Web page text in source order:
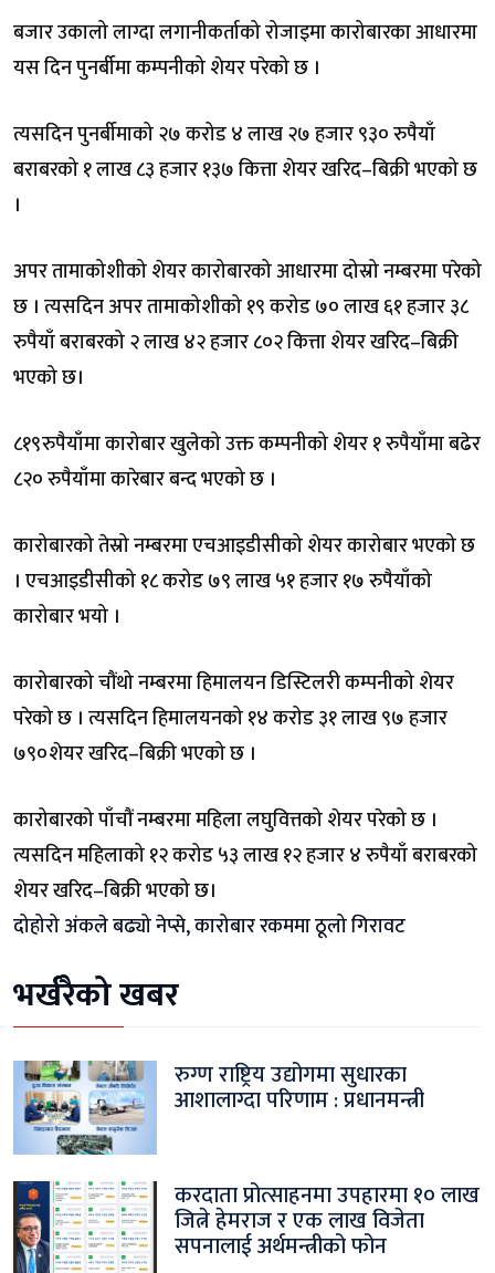
बजार उकालो लाग्दा लगानीकर्ताको रोजाइमा कारोबारका आधारमा
यस दिन पुनर्बीमा कम्पनीको शेयर परेको छ ।
त्यसदिन पुनर्बीमाको २७ करोड ४ लाख २७ हजार ९३० रुपैयाँ
बराबरको १ लाख ८३ हजार १३७ कित्ता शेयर खरिद–बिक्री भएको छ
।
अपर तामाकोशीको शेयर कारोबारको आधारमा दोस्रो नम्बरमा परेको
छ । त्यसदिन अपर तामाकोशीको १९ करोड ७० लाख ६१ हजार ३८
रुपैयाँ बराबरको २ लाख ४२ हजार ८०२ कित्ता शेयर खरिद–बिक्री
भएको छ।
८१९रुपैयाँमा कारोबार खुलेको उक्त कम्पनीको शेयर १ रुपैयाँमा बढेर
८२० रुपैयाँमा कारेबार बन्द भएको छ ।
कारोबारको तेस्रो नम्बरमा एचआइडीसीको शेयर कारोबार भएको छ
। एचआइडीसीको १८ करोड ७९ लाख ५१ हजार १७ रुपैयाँको
कारोबार भयो ।
कारोबारको चौंथो नम्बरमा हिमालयन डिस्टिलरी कम्पनीको शेयर
परेको छ । त्यसदिन हिमालयनको १४ करोड ३१ लाख ९७ हजार
७९०शेयर खरिद–बिक्री भएको छ ।
कारोबारको पाँचौं नम्बरमा महिला लघुवित्तको शेयर परेको छ ।
त्यसदिन महिलाको १२ करोड ५३ लाख १२ हजार ४ रुपैयाँ बराबरको
शेयर खरिद–बिक्री भएको छ।
दोहोरो अंकले बढ्यो नेप्से, कारोबार रकममा ठूलो गिरावट
भर्खरैको खबर
रुग्ण राष्ट्रिय उद्योगमा सुधारका
आशालाग्दा परिणाम : प्रधानमन्त्री
करदाता प्रोत्साहनमा उपहारमा १० लाख
जित्ने हेमराज र एक लाख विजेता
सपनालाई अर्थमन्त्रीको फोन